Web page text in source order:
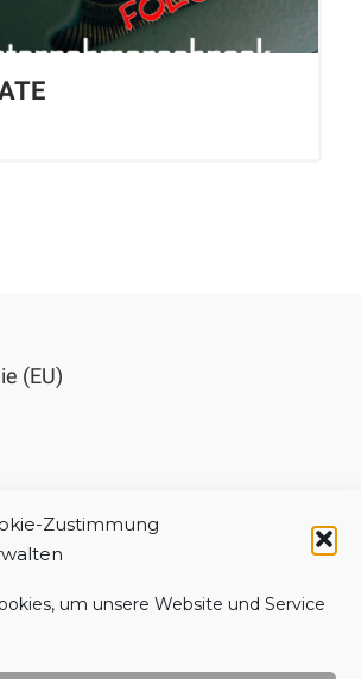
Zustimmung
um unsere Website und Service
(EU)